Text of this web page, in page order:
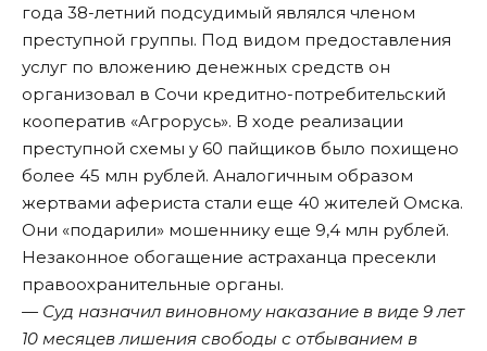
года 38-летний подсудимый являлся членом
преступной группы. Под видом предоставления
услуг по вложению денежных средств он
организовал в Сочи кредитно-потребительский
кооператив «Агрорусь». В ходе реализации
преступной схемы у 60 пайщиков было похищено
более 45 млн рублей. Аналогичным образом
жертвами афериста стали еще 40 жителей Омска.
Они «подарили» мошеннику еще 9,4 млн рублей.
Незаконное обогащение астраханца пресекли
правоохранительные органы.
— Суд назначил виновному наказание в виде 9 лет
10 месяцев лишения свободы с отбыванием в